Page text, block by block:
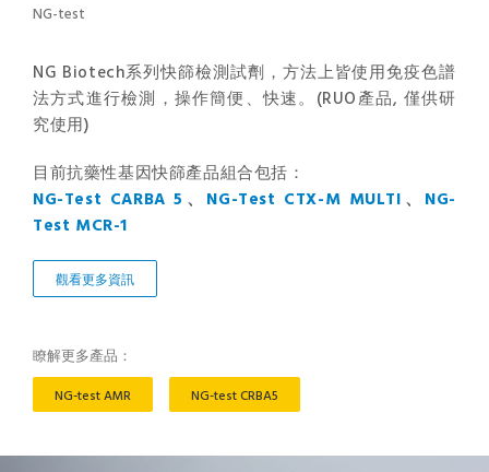
NG-test
NG Biotech系列快篩檢測試劑，方法上皆使用免疫色譜
法方式進行檢測，操作簡便、快速。(RUO產品, 僅供研
究使用)
目前抗藥性基因快篩產品組合包括：
NG-Test CARBA 5 、 NG-Test CTX-M MULTI 、 NG-
Test MCR-1
觀看更多資訊
瞭解更多產品：
NG-test AMR NG-test CRBA5